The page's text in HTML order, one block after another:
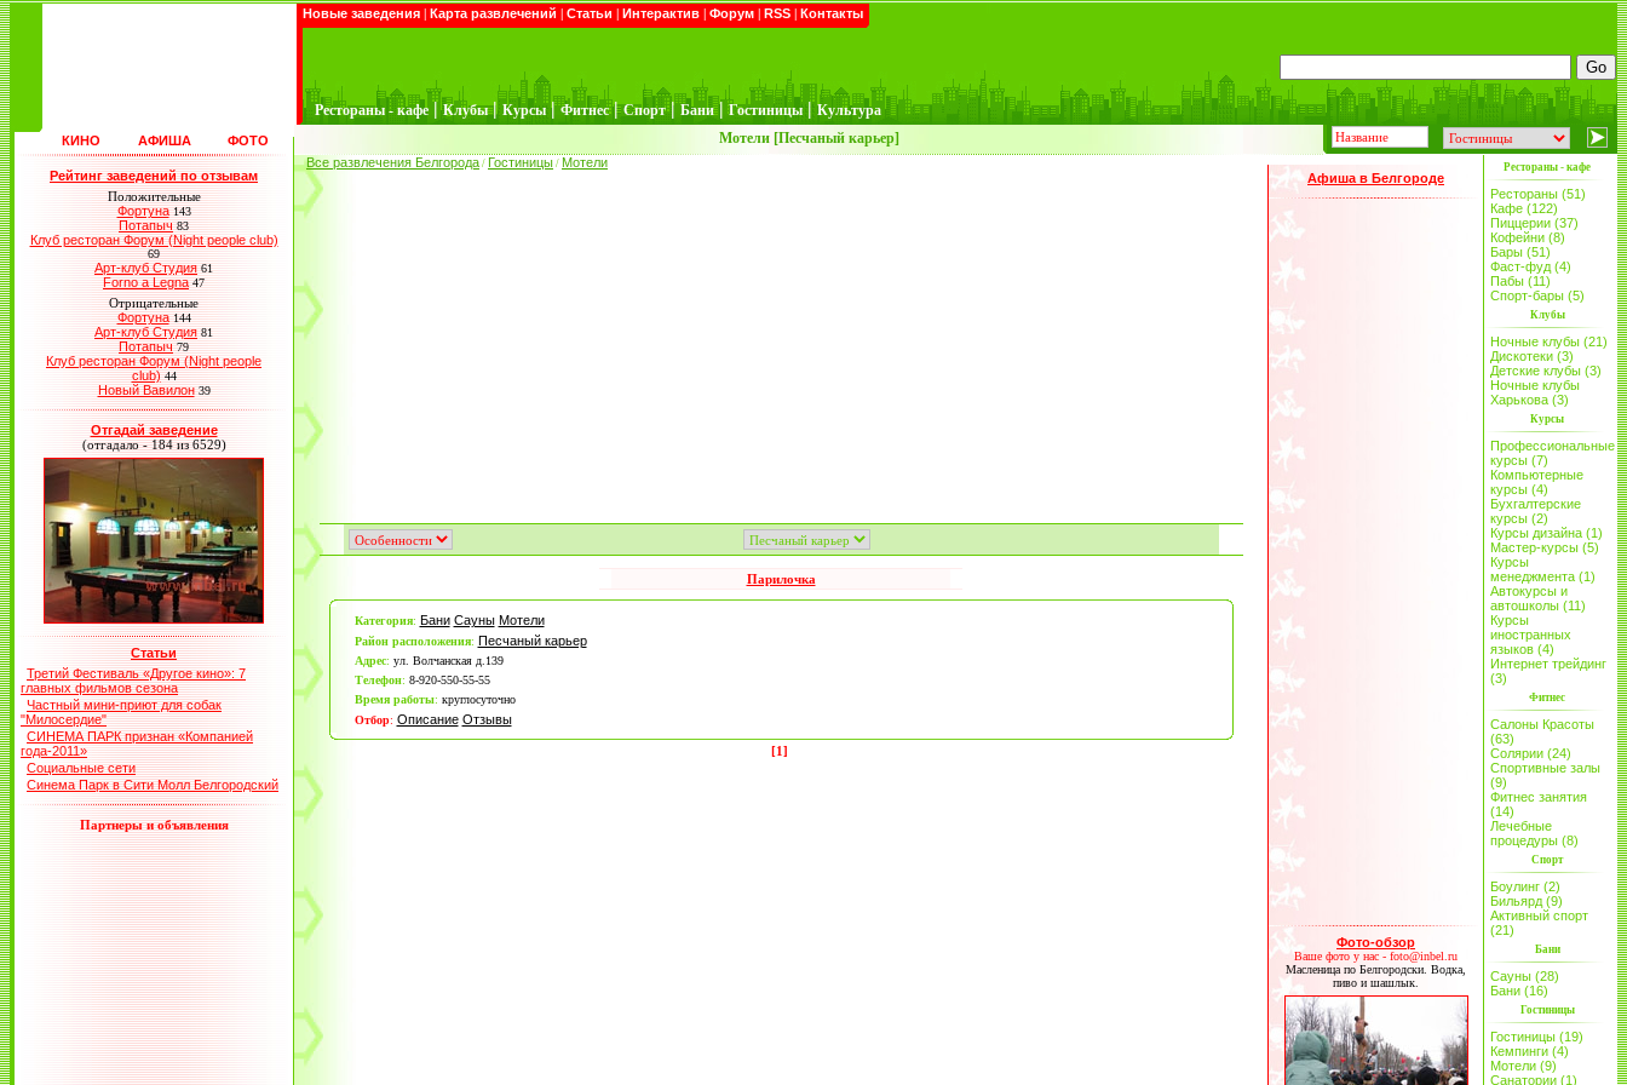
Новые заведения | Карта развлечений | Статьи | Интерактив | Форум | RSS | Контакты
Рестораны - кафе | Клубы | Курсы | Фитнес | Спорт | Бани | Гостиницы | Культура
КИНО АФИША ФОТО Мотели [Песчаный карьер]
Рейтинг заведений по отзывам
Положительные
Фортуна 143
Потапыч 83
Клуб ресторан Форум (Night people club)
69
Арт-клуб Студия 61
Forno a Legna 47
Отрицательные
Фортуна 144
Арт-клуб Студия 81
Потапыч 79
Клуб ресторан Форум (Night people
club) 44
Новый Вавилон 39
Отгадай заведение
(отгадало - 184 из 6529)
Статьи
Третий Фестиваль «Другое кино»: 7
главных фильмов сезона
Частный мини-приют для собак
"Милосердие"
СИНЕМА ПАРК признан «Компанией
года-2011»
Социальные сети
Синема Парк в Сити Молл Белгородский
Партнеры и объявления
Все развлечения Белгорода / Гостиницы / Мотели
Парилочка
Категория: Бани Сауны Мотели
Район расположения: Песчаный карьер
Адрес: ул. Волчанская д.139
Телефон: 8-920-550-55-55
Время работы: круглосуточно
Отбор: Описание Отзывы
[1]
Афиша в Белгороде
Фото-обзор
Ваше фото у нас - foto@inbel.ru
Масленица по Белгородски. Водка,
пиво и шашлык.
Рестораны - кафе
Рестораны (51)
Кафе (122)
Пиццерии (37)
Кофейни (8)
Бары (51)
Фаст-фуд (4)
Пабы (11)
Спорт-бары (5)
Клубы
Ночные клубы (21)
Дискотеки (3)
Детские клубы (3)
Ночные клубы
Харькова (3)
Курсы
Профессиональные
курсы (7)
Компьютерные
курсы (4)
Бухгалтерские
курсы (2)
Курсы дизайна (1)
Мастер-курсы (5)
Курсы
менеджмента (1)
Автокурсы и
автошколы (11)
Курсы
иностранных
языков (4)
Интернет трейдинг
(3)
Фитнес
Салоны Красоты
(63)
Солярии (24)
Спортивные залы
(9)
Фитнес занятия
(14)
Лечебные
процедуры (8)
Спорт
Боулинг (2)
Бильярд (9)
Активный спорт
(21)
Бани
Сауны (28)
Бани (16)
Гостиницы
Гостиницы (19)
Кемпинги (4)
Мотели (9)
Санатории (1)